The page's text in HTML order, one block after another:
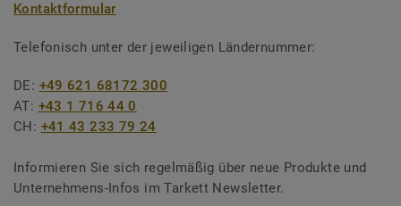
Kontaktformular
Telefonisch unter der jeweiligen Ländernummer:
DE: +49 621 68172 300
AT: +43 1 716 44 0
CH: +41 43 233 79 24
Informieren Sie sich regelmäßig über neue Produkte und
Unternehmens-Infos im Tarkett Newsletter.